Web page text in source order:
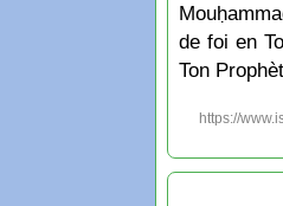
de foi en
Ton
https://